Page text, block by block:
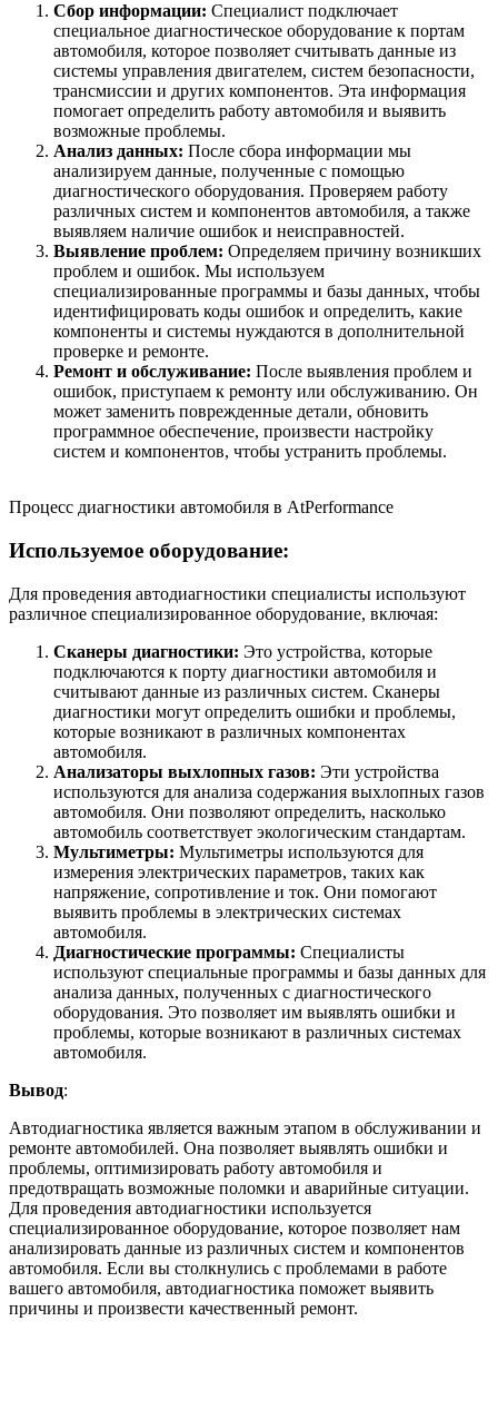
Сбор информации: Специалист подключает
специальное диагностическое оборудование к портам
автомобиля, которое позволяет считывать данные из
системы управления двигателем, систем безопасности,
трансмиссии и других компонентов. Эта информация
помогает определить работу автомобиля и выявить
возможные проблемы.
Анализ данных: После сбора информации мы
анализируем данные, полученные с помощью
диагностического оборудования. Проверяем работу
различных систем и компонентов автомобиля, а также
выявляем наличие ошибок и неисправностей.
Выявление проблем: Определяем причину возникших
проблем и ошибок. Мы используем
специализированные программы и базы данных, чтобы
идентифицировать коды ошибок и определить, какие
компоненты и системы нуждаются в дополнительной
проверке и ремонте.
Ремонт и обслуживание: После выявления проблем и
ошибок, приступаем к ремонту или обслуживанию. Он
может заменить поврежденные детали, обновить
программное обеспечение, произвести настройку
систем и компонентов, чтобы устранить проблемы.
Процесс диагностики автомобиля в AtPerformance
Используемое оборудование:
Для проведения автодиагностики специалисты используют
различное специализированное оборудование, включая:
Сканеры диагностики: Это устройства, которые
подключаются к порту диагностики автомобиля и
считывают данные из различных систем. Сканеры
диагностики могут определить ошибки и проблемы,
которые возникают в различных компонентах
автомобиля.
Анализаторы выхлопных газов: Эти устройства
используются для анализа содержания выхлопных газов
автомобиля. Они позволяют определить, насколько
автомобиль соответствует экологическим стандартам.
Мультиметры: Мультиметры используются для
измерения электрических параметров, таких как
напряжение, сопротивление и ток. Они помогают
выявить проблемы в электрических системах
автомобиля.
Диагностические программы: Специалисты
используют специальные программы и базы данных для
анализа данных, полученных с диагностического
оборудования. Это позволяет им выявлять ошибки и
проблемы, которые возникают в различных системах
автомобиля.
Вывод:
Автодиагностика является важным этапом в обслуживании и
ремонте автомобилей. Она позволяет выявлять ошибки и
проблемы, оптимизировать работу автомобиля и
предотвращать возможные поломки и аварийные ситуации.
Для проведения автодиагностики используется
специализированное оборудование, которое позволяет нам
анализировать данные из различных систем и компонентов
автомобиля. Если вы столкнулись с проблемами в работе
вашего автомобиля, автодиагностика поможет выявить
причины и произвести качественный ремонт.